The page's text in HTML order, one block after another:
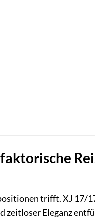
trifft. XJ 17/
zeitloser Eleganz